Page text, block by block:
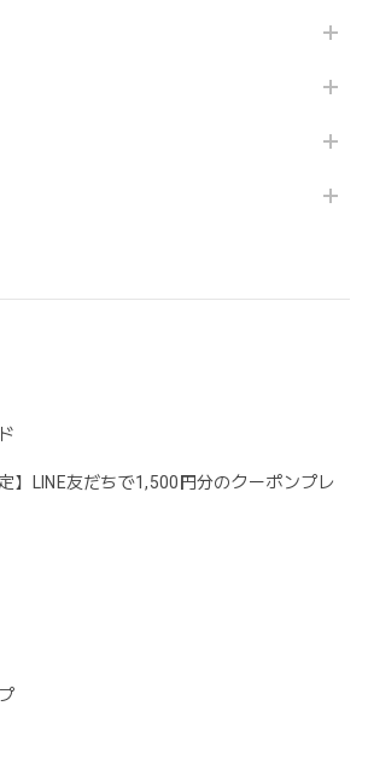
】LINE友だちで1,500円分のクーポンプレ